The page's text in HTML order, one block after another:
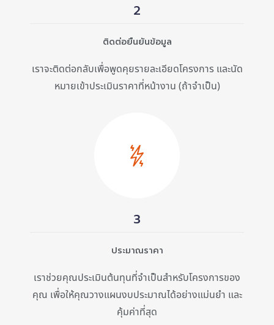
2
ติดต่อยืนยันข้อมูล
เราจะติดต่อกลับเพื่อพูดคุยรายละเอียดโครงการ และนัด
หมายเข้าประเมินราคาที่หน้างาน (ถ้าจำเป็น)
3
ประมาณราคา
เราช่วยคุณประเมินต้นทุนที่จำเป็นสำหรับโครงการของ
คุณ เพื่อให้คุณวางแผนงบประมาณได้อย่างแม่นยำ และ
คุ้มค่าที่สุด